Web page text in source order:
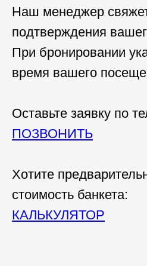
Наш менеджер
подтверждения
При бронировании
время вашего
Оставьте заявку по
ПОЗВОНИТЬ
Хотите
стоимость банкета:
КАЛЬКУЛЯТОР